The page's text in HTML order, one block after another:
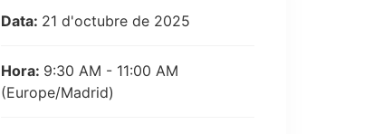
Data: 21 d'octubre de 2025
Hora: 9:30 AM - 11:00 AM
(Europe/Madrid)